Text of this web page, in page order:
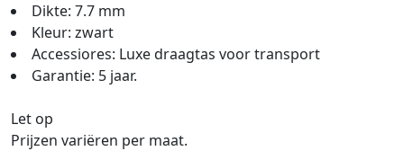
Dikte: 7.7 mm
Kleur: zwart
Accessiores: Luxe draagtas voor transport
Garantie: 5 jaar.
Let op
Prijzen variëren per maat.